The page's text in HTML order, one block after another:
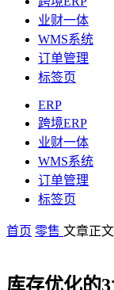
业财一体
WMS系统
订单管理
标签页
ERP
跨境ERP
业财一体
WMS系统
订单管理
标签页
首页 零售 文章正文
库存优化的